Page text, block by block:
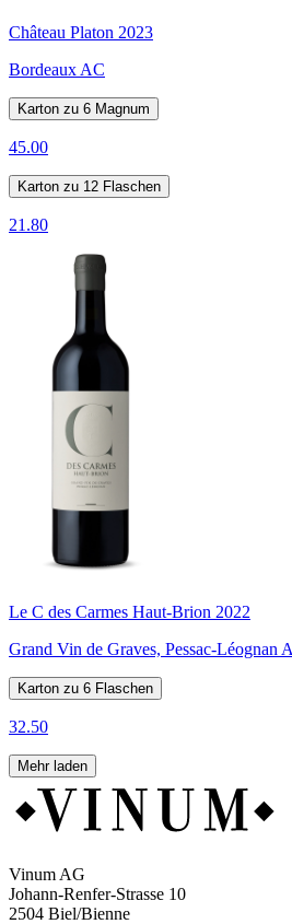
Château Platon 2023
Bordeaux AC
Karton zu 6 Magnum
45.00
Karton zu 12 Flaschen
21.80
Le C des Carmes Haut-Brion 2022
Grand Vin de Graves, Pessac-Léognan
Karton zu 6 Flaschen
32.50
Mehr laden
Vinum AG
Johann-Renfer-Strasse 10
2504 Biel/Bienne